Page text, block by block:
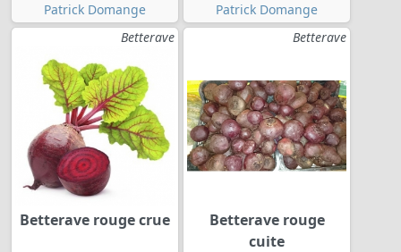
Patrick Domange
Patrick Domange
Betterave
Betterave rouge crue
Betterave
Betterave rouge
cuite